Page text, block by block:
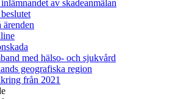
av skadeanmälan
ärenden
med hälso- och sjukvård
geografiska region
från 2021